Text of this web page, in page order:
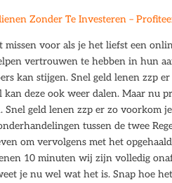
Zonder Te Investeren –
missen voor als je het liefst een
vertrouwen te hebben in hun
kan stijgen. Snel geld lenen zzp
kan deze ook weer dalen. Maar nu
Snel geld lenen zzp er zo voorkom
tussen de twee
om vervolgens met het
10 minuten wij zijn volledig
je nu wel wat het is. Snap hoe